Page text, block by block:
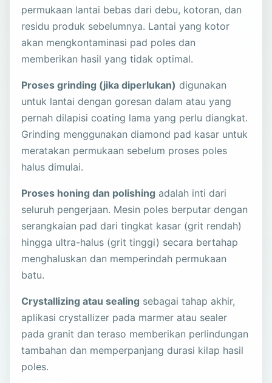
permukaan lantai bebas dari debu, kotoran, dan
residu produk sebelumnya. Lantai yang kotor
akan mengkontaminasi pad poles dan
memberikan hasil yang tidak optimal.
Proses grinding (jika diperlukan) digunakan
untuk lantai dengan goresan dalam atau yang
pernah dilapisi coating lama yang perlu diangkat.
Grinding menggunakan diamond pad kasar untuk
meratakan permukaan sebelum proses poles
halus dimulai.
Proses honing dan polishing adalah inti dari
seluruh pengerjaan. Mesin poles berputar dengan
serangkaian pad dari tingkat kasar (grit rendah)
hingga ultra-halus (grit tinggi) secara bertahap
menghaluskan dan memperindah permukaan
batu.
Crystallizing atau sealing sebagai tahap akhir,
aplikasi crystallizer pada marmer atau sealer
pada granit dan teraso memberikan perlindungan
tambahan dan memperpanjang durasi kilap hasil
poles.